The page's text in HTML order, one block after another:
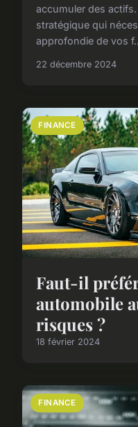
accumuler des
stratégique qui
approfondie de vos
22 décembre 2024
FINANCE
Faut-il
automobile
risques ?
18 février 2024
FINANCE